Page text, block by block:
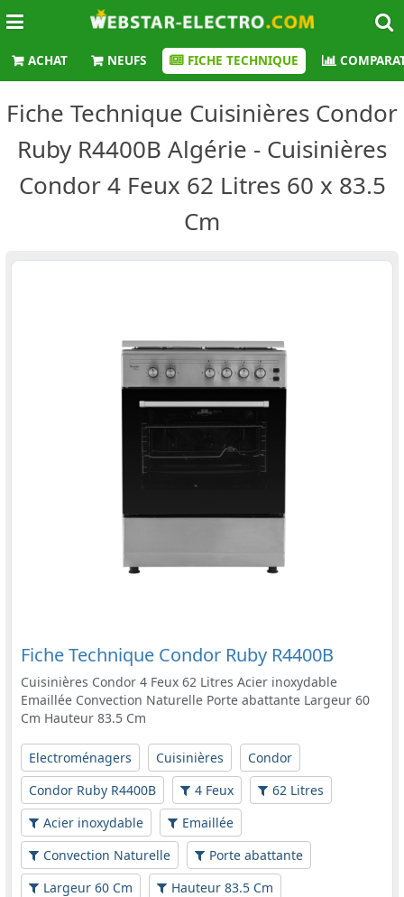
ACHAT NEUFS FICHE TECHNIQUE
Fiche Technique Cuisinières Condor
Ruby R4400B Algérie - Cuisinières
Condor 4 Feux 62 Litres 60 x 83.5
Cm
Fiche Technique Condor Ruby R4400B
Cuisinières Condor 4 Feux 62 Litres Acier inoxydable
Emaillée Convection Naturelle Porte abattante Largeur 60
Cm Hauteur 83.5 Cm
Electroménagers Cuisinières
Condor
Condor Ruby R4400B
4 Feux
62 Litres
Acier inoxydable
Emaillée
Convection Naturelle
Porte abattante
Largeur 60 Cm
Hauteur 83.5 Cm